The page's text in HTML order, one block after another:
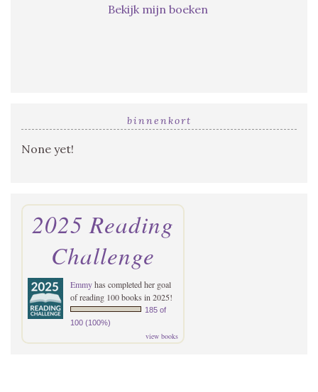
Bekijk mijn boeken
binnenkort
None yet!
2025 Reading
Challenge
Emmyhas completed her goal
of reading 100 books in 2025!
185 of
100 (100%)
view books